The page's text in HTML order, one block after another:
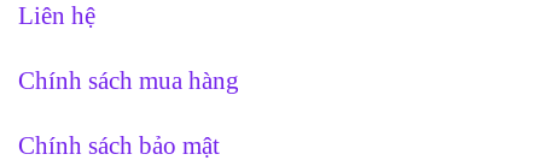
Liên hệ
Chính sách mua hàng
Chính sách bảo mật